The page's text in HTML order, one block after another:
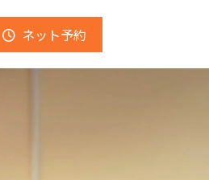
ネット予約